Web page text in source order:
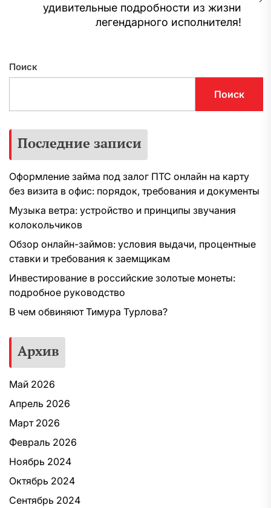
удивительные подробности из жизни
легендарного исполнителя!
Поиск
Поиск
Последние записи
Оформление займа под залог ПТС онлайн на карту
без визита в офис: порядок, требования и документы
Музыка ветра: устройство и принципы звучания
колокольчиков
Обзор онлайн-займов: условия выдачи, процентные
ставки и требования к заемщикам
Инвестирование в российские золотые монеты:
подробное руководство
В чем обвиняют Тимура Турлова?
Архив
Май 2026
Апрель 2026
Март 2026
Февраль 2026
Ноябрь 2024
Октябрь 2024
Сентябрь 2024